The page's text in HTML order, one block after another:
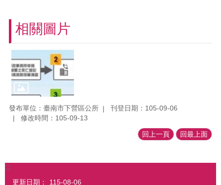
相關圖片
發布單位：臺南市下營區公所
刊登日期：105-09-06
修改時間：105-09-13
回上一頁 回最上面
:::
更新日期： 115-08-06